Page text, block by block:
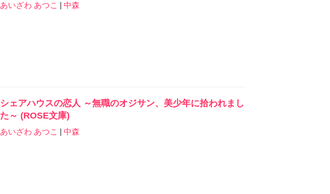
あいざわ あつこ 中森
シェアハウスの恋人 ～無職のオジサン、美少年に拾われまし
た～ (ROSE文庫)
あいざわ あつこ 中森